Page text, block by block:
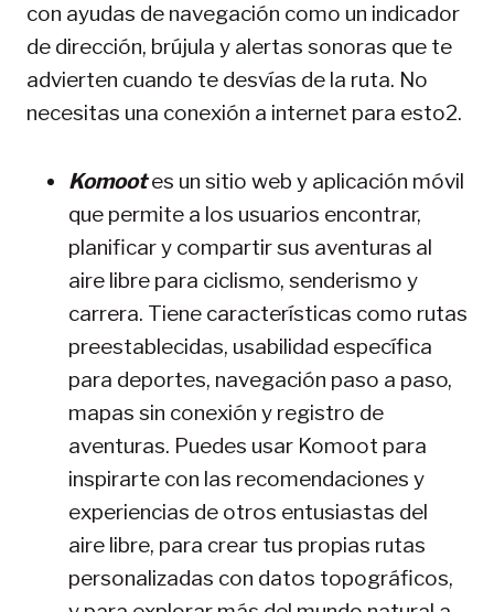
con ayudas de navegación como un indicador
de dirección, brújula y alertas sonoras que te
advierten cuando te desvías de la ruta. No
necesitas una conexión a internet para esto2.
Komootes un sitio web y aplicación móvil
que permite a los usuarios encontrar,
planificar y compartir sus aventuras al
aire libre para ciclismo, senderismo y
carrera. Tiene características como rutas
preestablecidas, usabilidad específica
para deportes, navegación paso a paso,
mapas sin conexión y registro de
aventuras. Puedes usar Komoot para
inspirarte con las recomendaciones y
experiencias de otros entusiastas del
aire libre, para crear tus propias rutas
personalizadas con datos topográficos,